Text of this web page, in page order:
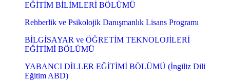
EĞİTİM BİLİMLERİ BÖLÜMÜ
Rehberlik ve Psikolojik Danışmanlık Lisans Programı
BİLGİSAYAR ve ÖĞRETİM TEKNOLOJİLERİ
EĞİTİMİ BÖLÜMÜ
YABANCI DİLLER EĞİTİMİ BÖLÜMÜ (İngiliz Dili
Eğitim ABD)